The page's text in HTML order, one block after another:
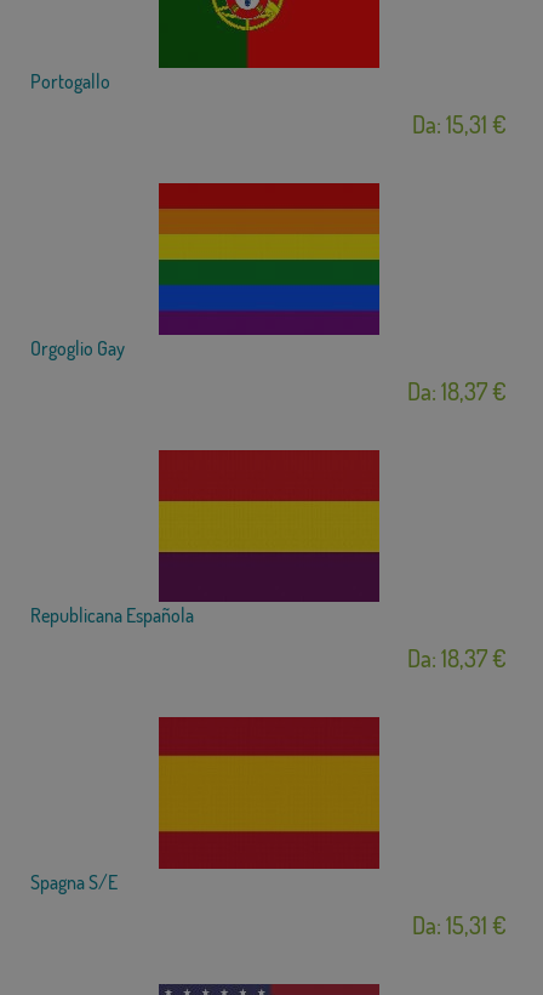
Portogallo
Da: 15,31 €
Orgoglio Gay
Da: 18,37 €
Republicana Española
Da: 18,37 €
Spagna S/E
Da: 15,31 €